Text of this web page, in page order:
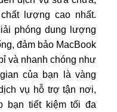
lượng cao nhất.
phóng dung lượng
đảm bảo MacBook
và nhanh chóng như
của bạn là vàng
vụ hỗ trợ tận nơi,
bạn tiết kiệm tối đa